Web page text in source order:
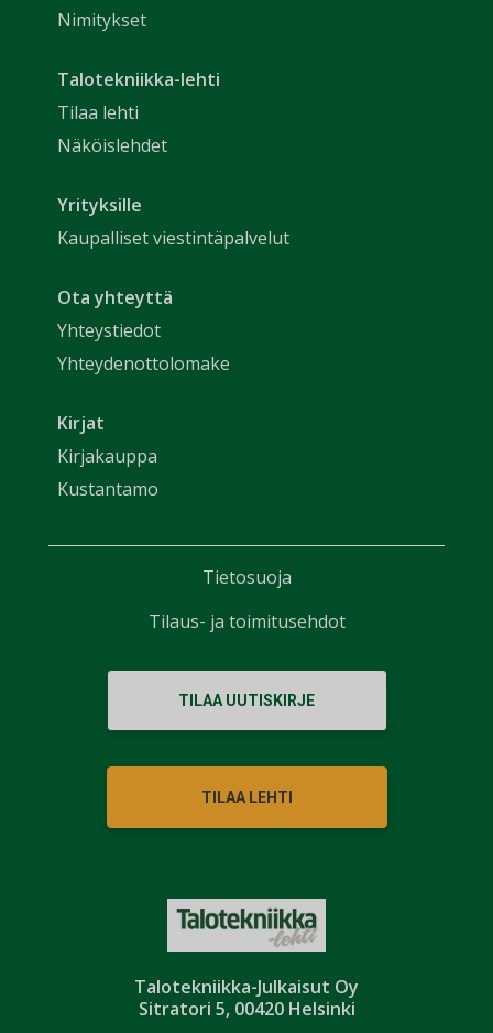
Talotekniikka-Julkaisut Oy
Sitratori 5, 00420 Helsinki
Nimitykset
Talotekniikka-lehti
Tilaa lehti
Näköislehdet
Yrityksille
Kaupalliset viestintäpalvelut
Ota yhteyttä
Yhteystiedot
Yhteydenottolomake
Kirjat
Kirjakauppa
Kustantamo
TILAA UUTISKIRJE
TILAA LEHTI
Tietosuoja
Tilaus- ja toimitusehdot